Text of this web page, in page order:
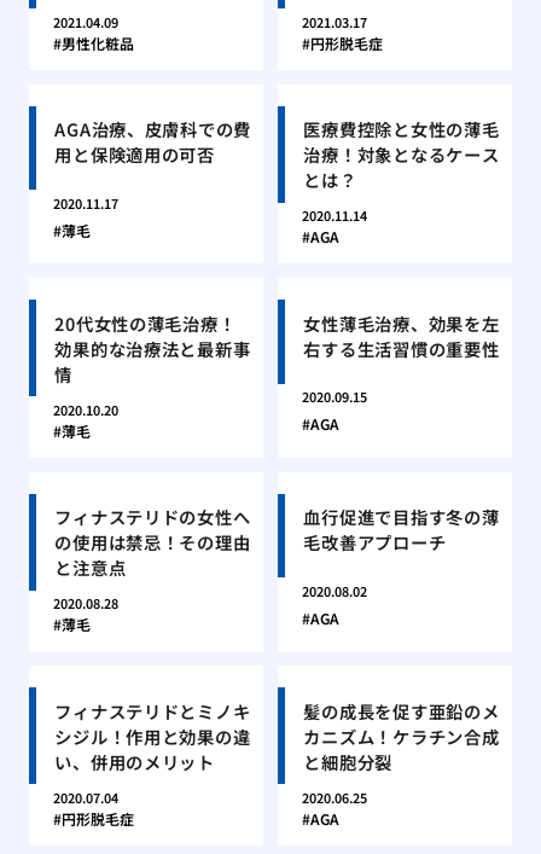
2021.04.09
男性化粧品
2021.03.17
円形脱毛症
AGA治療、皮膚科での費
用と保険適用の可否
2020.11.17
薄毛
医療費控除と女性の薄毛
治療！対象となるケース
とは？
2020.11.14
AGA
20代女性の薄毛治療！
効果的な治療法と最新事
情
2020.10.20
薄毛
女性薄毛治療、効果を左
右する生活習慣の重要性
2020.09.15
AGA
フィナステリドの女性へ
の使用は禁忌！その理由
と注意点
2020.08.28
薄毛
血行促進で目指す冬の薄
毛改善アプローチ
2020.08.02
AGA
フィナステリドとミノキ
シジル！作用と効果の違
い、併用のメリット
2020.07.04
円形脱毛症
髪の成長を促す亜鉛のメ
カニズム！ケラチン合成
と細胞分裂
2020.06.25
AGA